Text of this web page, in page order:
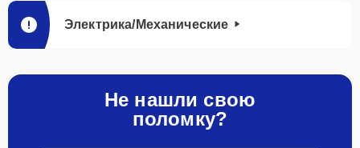
Электрика/Механические
Не нашли свою
поломку?